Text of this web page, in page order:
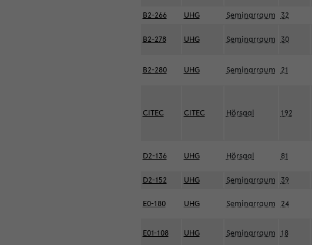
B2-266 UHG Seminarraum 32
B2-278 UHG Seminarraum 30
B2-280 UHG Seminarraum 21
CITEC CITEC Hörsaal 192
D2-136 UHG Hörsaal 81
D2-152 UHG Seminarraum 39
E0-180 UHG Seminarraum 24
E01-108 UHG Seminarraum 18